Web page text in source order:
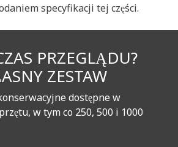
specyfikacji tej części.
PRZEGLĄDU?
ZESTAW
dostępne w
w tym co 250, 500 i 1000